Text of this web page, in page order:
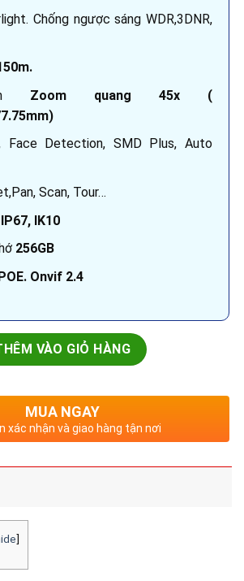
Chống ngược sáng WDR,3DNR,
Zoom quang 45x (
Face Detection, SMD Plus, Auto
Scan, Tour…
IP67, IK10
256GB
Onvif 2.4
Starlight | DH-SD5A445XA-HNR | 45x
VÀO GIỎ HÀNG
MUA NGAY
xác nhận và giao hàng tận nơi
]